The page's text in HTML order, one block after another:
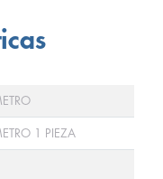
1 PIEZA